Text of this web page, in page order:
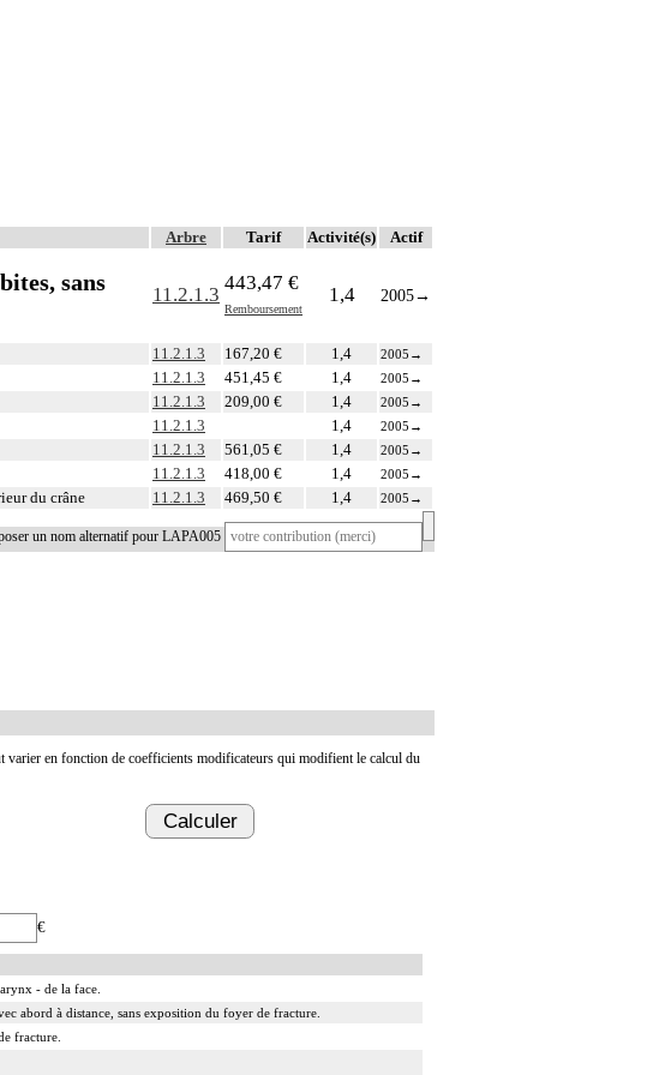
Arbre Tarif Activité(s) Actif
sans
11.2.1.3
443,47 €
Remboursement
1,4 2005→
11.2.1.3 167,20 € 1,4 2005 →
11.2.1.3 451,45 € 1,4 2005 →
11.2.1.3 209,00 € 1,4 2005 →
11.2.1.3 1,4 2005 →
11.2.1.3 561,05 € 1,4 2005 →
11.2.1.3 418,00 € 1,4 2005 →
du crâne 11.2.1.3 469,50 € 1,4 2005 →
un nom alternatif pour LAPA005
varier en fonction de coefficients modificateurs qui modifient le calcul du
Calculer
€
- de la face.
abord à distance, sans exposition du foyer de fracture.
fracture.